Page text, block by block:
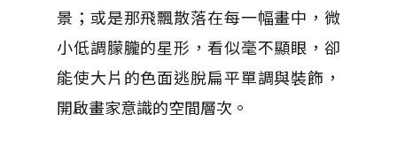
景；或是那飛飄散落在每一幅畫中，微
小低調朦朧的星形，看似毫不顯眼，卻
能使大片的色面逃脫扁平單調與裝飾，
開啟畫家意識的空間層次。